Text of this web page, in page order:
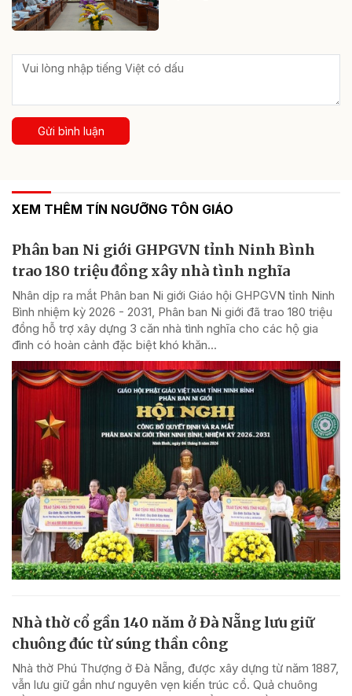
Gửi bình luận
XEM THÊM TÍN NGƯỠNG TÔN GIÁO
Phân ban Ni giới GHPGVN tỉnh Ninh Bình
trao 180 triệu đồng xây nhà tình nghĩa
Nhân dịp ra mắt Phân ban Ni giới Giáo hội GHPGVN tỉnh Ninh
Bình nhiệm kỳ 2026 - 2031, Phân ban Ni giới đã trao 180 triệu
đồng hỗ trợ xây dựng 3 căn nhà tình nghĩa cho các hộ gia
đình có hoàn cảnh đặc biệt khó khăn...
Nhà thờ cổ gần 140 năm ở Đà Nẵng lưu giữ
chuông đúc từ súng thần công
Nhà thờ Phú Thượng ở Đà Nẵng, được xây dựng từ năm 1887,
vẫn lưu giữ gần như nguyên vẹn kiến trúc cổ. Quả chuông